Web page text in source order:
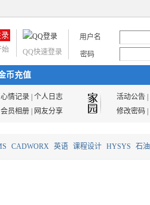
用户名
密码
QQ快速登录
始
币充值
心情记录 个人日志 活动公告|
会员相册 网友分享 修改密码|
CADWORX 英语 课程设计 HYSYS 石